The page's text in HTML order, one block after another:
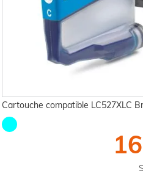
Cartouche compatible LC527XLC